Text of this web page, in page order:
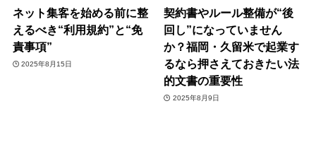
ネット集客を始める前に整
えるべき“利用規約”と“免
責事項”
2025年8月15日
契約書やルール整備が“後
回し”になっていません
か？福岡・久留米で起業す
るなら押さえておきたい法
的文書の重要性
2025年8月9日